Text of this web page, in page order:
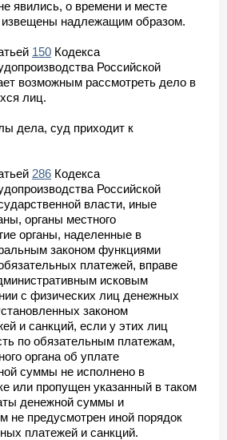
явились, о времени и месте
извещены надлежащим образом.
150 Кодекса
Российской
возможным рассмотреть дело в
лиц.
дела, суд приходит к
286 Кодекса
Российской
власти, иные
органы местного
органы, наделенные в
законом функциями
платежей, вправе
исковым
с физических лиц денежных
законом
и санкций, если у этих лиц
по обязательным платежам,
органа об уплате
суммы не исполнено в
или пропущен указанный в таком
денежной суммы и
не предусмотрен иной порядок
платежей и санкций.